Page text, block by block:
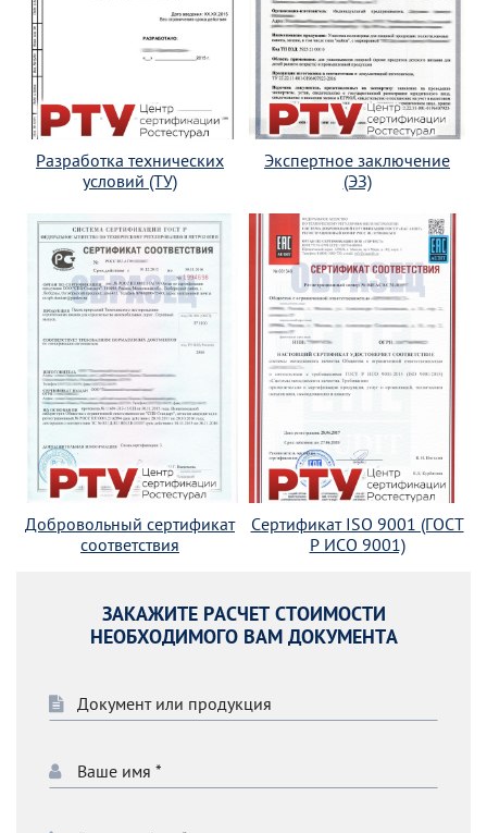
Разработка технических
условий (ТУ)
Экспертное заключение
(ЭЗ)
Добровольный сертификат
соответствия
Сертификат ISO 9001 (ГОСТ
Р ИСО 9001)
ЗАКАЖИТЕ РАСЧЕТ СТОИМОСТИ
НЕОБХОДИМОГО ВАМ ДОКУМЕНТА